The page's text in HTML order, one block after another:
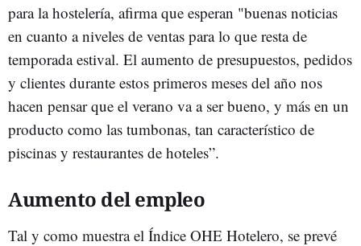
para la hostelería, afirma que esperan "buenas noticias
en cuanto a niveles de ventas para lo que resta de
temporada estival. El aumento de presupuestos, pedidos
y clientes durante estos primeros meses del año nos
hacen pensar que el verano va a ser bueno, y más en un
producto como las tumbonas, tan característico de
piscinas y restaurantes de hoteles”.
Aumento del empleo
Tal y como muestra el Índice OHE Hotelero, se prevé